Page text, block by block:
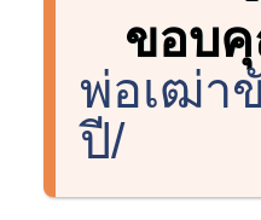
ขอบ
พ่อเฒ่า
ปี/